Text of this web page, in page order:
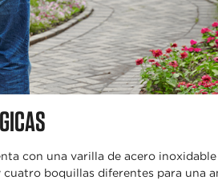
con una varilla de acero
cuatro boquillas diferentes para una